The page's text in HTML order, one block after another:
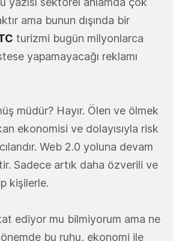
ama bunun dışında bir
turizmi bugün milyonlarca
yapamayacağı reklamı
müdür? Hayır. Ölen ve ölmek
ekonomisi ve dolayısıyla risk
Web 2.0 yoluna devam
Sadece artık daha özverili ve
kişilerle.
ediyor mu bilmiyorum ama ne
bu ruhu, ekonomi ile